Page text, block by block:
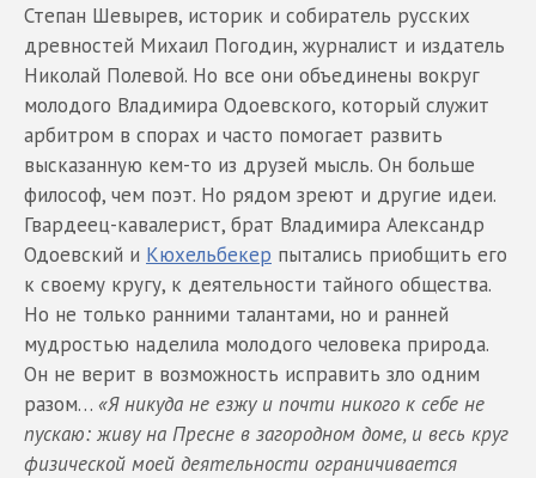
Степан Шевырев, историк и собиратель русских
древностей Михаил Погодин, журналист и издатель
Николай Полевой. Но все они объединены вокруг
молодого Владимира Одоевского, который служит
арбитром в спорах и часто помогает развить
высказанную кем-то из друзей мысль. Он больше
философ, чем поэт. Но рядом зреют и другие идеи.
Гвардеец-кавалерист, брат Владимира Александр
Одоевский и Кюхельбекер пытались приобщить его
к своему кругу, к деятельности тайного общества.
Но не только ранними талантами, но и ранней
мудростью наделила молодого человека природа.
Он не верит в возможность исправить зло одним
разом… «Я никуда не езжу и почти никого к себе не
пускаю: живу на Пресне в загородном доме, и весь круг
физической моей деятельности ограничивается